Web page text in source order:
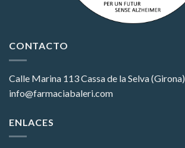
CONTACTO
Calle Marina 113Cassa de la Selva (Girona)
info@farmaciabaleri.com
ENLACES